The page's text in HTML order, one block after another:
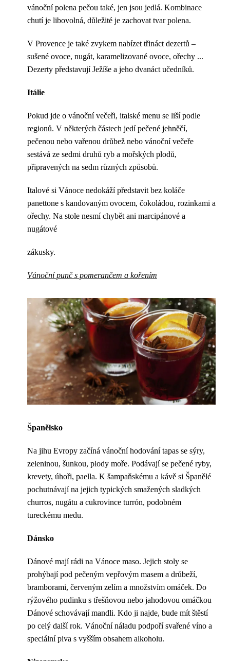
vánoční polena pečou také, jen jsou jedlá. Kombinace
chutí je libovolná, důležité je zachovat tvar polena.
V Provence je také zvykem nabízet třináct dezertů –
sušené ovoce, nugát, karamelizované ovoce, ořechy ...
Dezerty představují Ježíše a jeho dvanáct učedníků.
Itálie
Pokud jde o vánoční večeři, italské menu se liší podle
regionů. V některých částech jedí pečené jehněčí,
pečenou nebo vařenou drůbež nebo vánoční večeře
sestává ze sedmi druhů ryb a mořských plodů,
připravených na sedm různých způsobů.
Italové si Vánoce nedokáží představit bez koláče
panettone s kandovaným ovocem, čokoládou, rozinkami a
ořechy. Na stole nesmí chybět ani marcipánové a
nugátové
zákusky.
Vánoční punč s pomerančem a kořením
Španělsko
Na jihu Evropy začíná vánoční hodování tapas se sýry,
zeleninou, šunkou, plody moře. Podávají se pečené ryby,
krevety, úhoři, paella. K šampaňskému a kávě si Španělé
pochutnávají na jejich typických smažených sladkých
churros, nugátu a cukrovince turrón, podobném
tureckému medu.
Dánsko
Dánové mají rádi na Vánoce maso. Jejich stoly se
prohýbají pod pečeným vepřovým masem a drůbeží,
bramborami, červeným zelím a množstvím omáček. Do
rýžového pudinku s třešňovou nebo jahodovou omáčkou
Dánové schovávají mandli. Kdo ji najde, bude mít štěstí
po celý další rok. Vánoční náladu podpoří svařené víno a
speciální piva s vyšším obsahem alkoholu.